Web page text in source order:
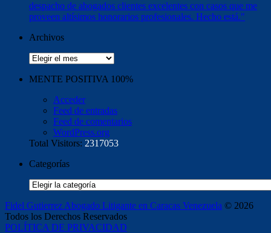
Archivos
Archivos
MENTE POSITIVA 100%
Acceder
Feed de entradas
Feed de comentarios
WordPress.org
Total Visitors: 2317053
Categorías
Categorías
Fidel Gutierrez Abogado Litigante en Caracas Venezuela © 2026
Todos los Derechos Reservados
POLÍTICA DE PRIVACIDAD